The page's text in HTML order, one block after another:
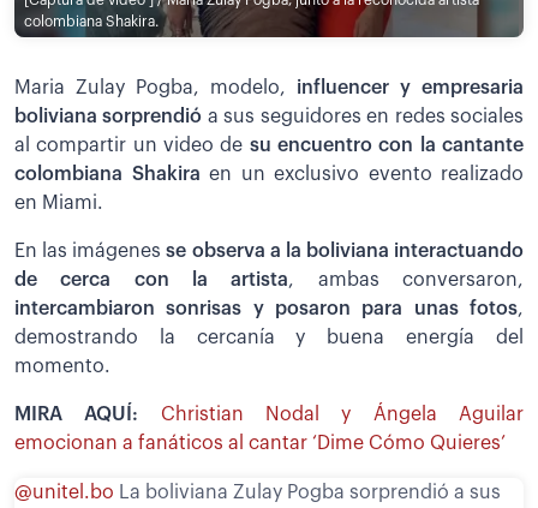
colombiana Shakira.
Maria Zulay Pogba, modelo, influencer y empresaria
boliviana sorprendió a sus seguidores en redes sociales
al compartir un video de su encuentro con la cantante
colombiana Shakira en un exclusivo evento realizado
en Miami.
En las imágenesse observa a la boliviana interactuando
de cerca con la artista, ambas conversaron,
intercambiaron sonrisas y posaron para unas fotos,
demostrando la cercanía y buena energía del
momento.
MIRA AQUÍ: Christian Nodal y Ángela Aguilar
emocionan a fanáticos al cantar ‘Dime Cómo Quieres’
@unitel.bo La boliviana Zulay Pogba sorprendió a sus